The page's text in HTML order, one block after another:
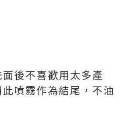
後不喜歡用太多產
噴霧作為結尾，不油